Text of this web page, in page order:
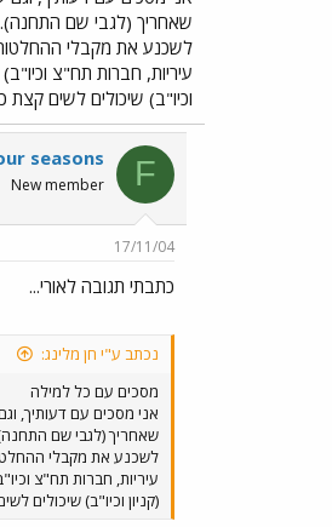
באופניים להגיע אל התחנות
סובב (מפרקית) תחנת בני
מסוף (דרך ר"ח מודיעין), ר"ח
הרחוב הראשי של ב"ב)
שאחריך (לגבי שם
לשכנע את מקבלי
עיריות, חברות תח"צ
וכיו"ב) שיכולים לשים קצת
F
seasons
New member
17/11/04
כתבתי תגובה לאורי...
נכתב ע"י חן מלינג:
מסכים עם כל למילה
אני מסכים עם דעותיך,
שאחריך (לגבי שם
לשכנע את מקבלי
עיריות, חברות תח"צ
(קניון וכיו"ב) שיכולים